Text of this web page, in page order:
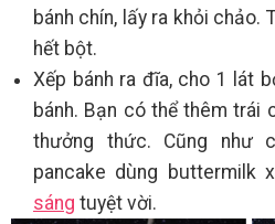
bánh chín, lấy ra khỏi chảo.
hết bột.
Xếp bánh ra đĩa, cho 1 lát
bánh. Bạn có thể thêm trái
thưởng thức. Cũng như
pancake dùng buttermilk
sáng tuyệt vời.